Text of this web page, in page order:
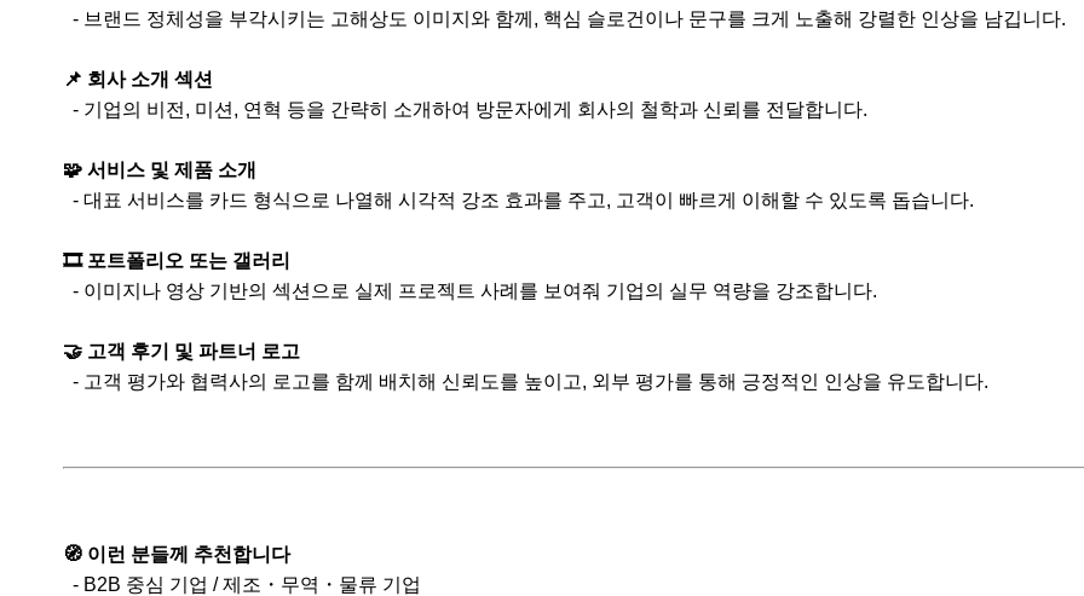
- 브랜드 정체성을 부각시키는 고해상도 이미지와 함께, 핵심 슬로건이나 문구를 크게 노출해 강렬한 인상을 남깁니다.
📌 회사 소개 섹션
- 기업의 비전, 미션, 연혁 등을 간략히 소개하여 방문자에게 회사의 철학과 신뢰를 전달합니다.
🧩 서비스 및 제품 소개
- 대표 서비스를 카드 형식으로 나열해 시각적 강조 효과를 주고, 고객이 빠르게 이해할 수 있도록 돕습니다.
🎞️ 포트폴리오 또는 갤러리
- 이미지나 영상 기반의 섹션으로 실제 프로젝트 사례를 보여줘 기업의 실무 역량을 강조합니다.
🤝 고객 후기 및 파트너 로고
- 고객 평가와 협력사의 로고를 함께 배치해 신뢰도를 높이고, 외부 평가를 통해 긍정적인 인상을 유도합니다.
🧭 이런 분들께 추천합니다
- B2B 중심 기업 / 제조・무역・물류 기업